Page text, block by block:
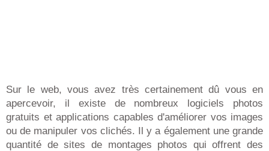
Sur le web, vous avez très certainement dû vous en
apercevoir, il existe de nombreux logiciels photos
gratuits et applications capables d'améliorer vos images
ou de manipuler vos clichés. Il y a également une grande
quantité de sites de montages photos qui offrent des